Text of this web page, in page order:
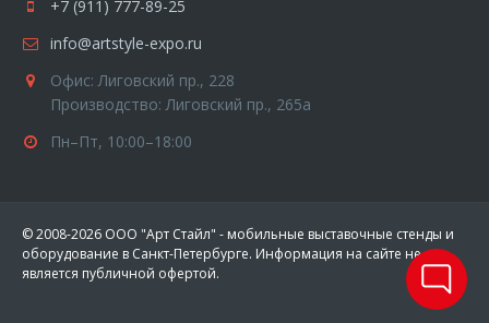
+7 (911) 777-89-25
info@artstyle-expo.ru
Офис: Лиговский пр., 228
Производство: Лиговский пр., 265а
Пн–Пт, 10:00–18:00
© 2008-2026 ООО "Арт Стайл" - мобильные выставочные стенды и
оборудование в Санкт-Петербурге. Информация на сайте не
является публичной офертой.